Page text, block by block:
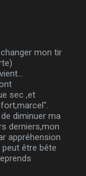
mon tir
sec ,et
diminuer ma
derniers,mon
appréhension
être bête